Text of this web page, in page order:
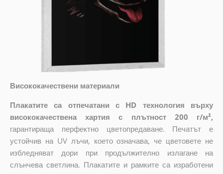
Висококачествени материали
Плакатите са отпечатани с HD технология върху
висококачествена хартия с плътност 200 г/м²,
гарантираща перфектно цветопредаване. Печатът е
устойчив на UV лъчи, което означава, че цветовете не
избледняват дори при продължително излагане на
слънчева светлина. Плакатите и рамките са изработени